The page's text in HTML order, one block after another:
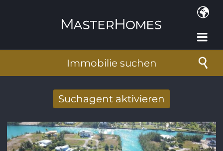
Immobilie suchen
Suchagent aktivieren
E-Mail-Adresse*